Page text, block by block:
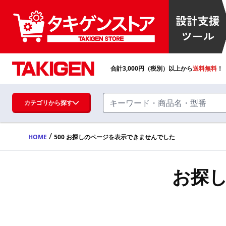
ハンドル・取手・つまみ・周辺機器
FA・A
合計3,000円（税別）以上から送料無料
カテゴリから探す
HOME / 500 お探しのページを表示できませんでした
お探